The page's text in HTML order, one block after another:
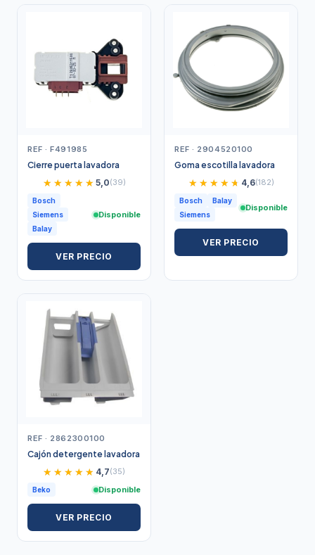
REF · F491985
Cierre puerta lavadora
★★★★★
★★★★★ 5,0(39)
Bosch
Siemens
Balay
Disponible
VER PRECIO
REF · 2904520100
Goma escotilla lavadora
★★★★★
★★★★★ 4,6(182)
Bosch
Balay
Siemens
Disponible
VER PRECIO
REF · 2862300100
Cajón detergente lavadora
★★★★★
★★★★★ 4,7(35)
Beko Disponible
VER PRECIO